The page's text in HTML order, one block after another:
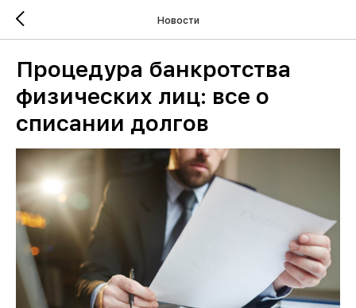
Новости
Процедура банкротства
физических лиц: все о
списании долгов